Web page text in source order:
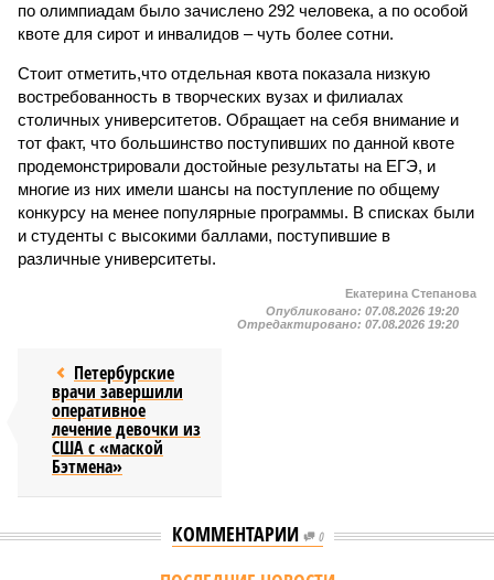
по олимпиадам было зачислено 292 человека, а по особой
квоте для сирот и инвалидов – чуть более сотни.
Стоит отметить,что отдельная квота показала низкую
востребованность в творческих вузах и филиалах
столичных университетов. Обращает на себя внимание и
тот факт, что большинство поступивших по данной квоте
продемонстрировали достойные результаты на ЕГЭ, и
многие из них имели шансы на поступление по общему
конкурсу на менее популярные программы. В списках были
и студенты с высокими баллами, поступившие в
различные университеты.
Екатерина Степанова
Опубликовано: 07.08.2026 19:20
Отредактировано: 07.08.2026 19:20
Петербурские
врачи завершили
оперативное
лечение девочки из
США с «маской
Бэтмена»
КОММЕНТАРИИ 0